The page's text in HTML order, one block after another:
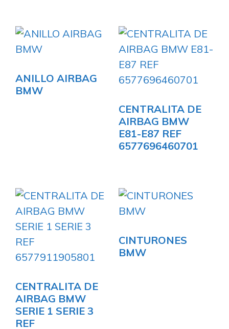
ANILLO AIRBAG
BMW
CENTRALITA DE
AIRBAG BMW
E81-E87 REF
6577696460701
CENTRALITA DE
AIRBAG BMW
SERIE 1 SERIE 3
REF
CINTURONES
BMW